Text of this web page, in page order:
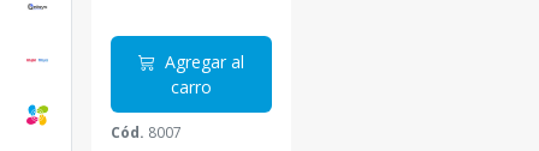
Agregar al
carro
Cód. 8007